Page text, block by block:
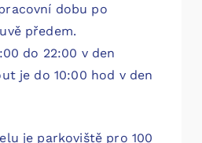
dobu po
předem.
do 22:00 v den
je do 10:00 hod v den
je parkoviště pro 100